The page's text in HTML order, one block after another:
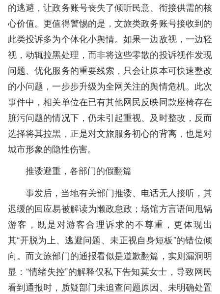
的逃避，让政务账号丧失了倾听民意、衔接供需的核
心价值。更值得警惕的是，文旅类政务账号接收到的
此类投诉多为个体化小舆情。如果一边敌视，一边轻
视，动辄拉黑处理，而非将这些零散的投诉视作发现
问题、优化服务的重要线索，只会让原本可快速整改
的小问题，一步步升级为全网关注的舆情危机。此次
事件中，相关单位在已有其他网民反映同款座椅存在
脏污问题的情况下，仍未引起重视、及时整改，反而
选择将其拉黑，正是对文旅服务初心的背离，也是对
城市形象的隐性伤害。
推诿避重，各部门的假翻篇
事发后，当地有关部门推诿、电话无人接听，其
迟缓的回应易被解读为懒政怠政；场馆方言语间甩锅
游客，既是对游客合理诉求的不尊重，更体现出
其“开脱为上、逃避问题、未正视自身短板”的错位倾
向。而文旅部门的通报看似是道歉翻篇，实则漏洞明
显：“情绪失控”的解释仅私下告知莫女士，导致网民
看到通报时，质疑部门未追查问题原因、未明确处置